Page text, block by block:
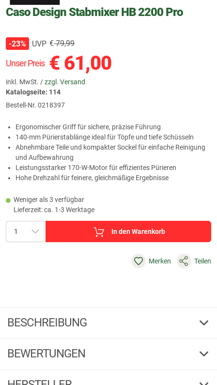
Caso Design Stabmixer HB 2200 Pro
Unser Preis € 61,00
inkl. MwSt. /zzgl. Versand
-23% UVP €79,99
Katalogseite: 114
Bestell-Nr. 0218397
Ergonomischer Griff für sichere, präzise Führung
140‑mm Pürierstablänge ideal für Töpfe und tiefe Schüsseln
Abnehmbare Teile und kompakter Sockel für einfache Reinigung
und Aufbewahrung
Leistungsstarker 170‑W‑Motor für effizientes Pürieren
Hohe Drehzahl für feinere, gleichmäßige Ergebnisse
Weniger als 3 verfügbar
Lieferzeit: ca. 1-3 Werktage
In den Warenkorb
Merken Teilen
BESCHREIBUNG
Stabmixer HB 2200 Pro – leises Arbeiten und kraftvolles Mixen
BEWERTUNGEN
i
Produktbewertungen können nur von Kunden erstellt